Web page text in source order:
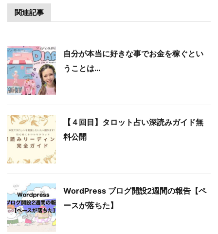
関連記事
自分が本当に好きな事でお金を稼ぐとい
うことは…
【４回目】タロット占い深読みガイド無
料公開
WordPress ブログ開設2週間の報告【ペ
ースが落ちた】